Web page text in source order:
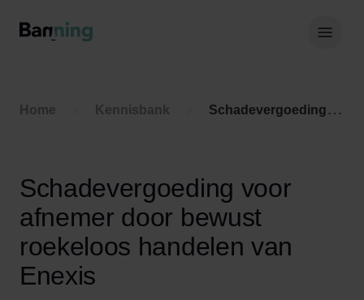
Home Kennisbank Schadevergoeding voor afnemer door bewust roekeloos handelen van Enexis
Schadevergoeding voor
afnemer door bewust
roekeloos handelen van
Enexis